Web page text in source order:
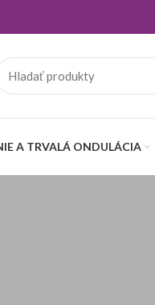
A TRVALÁ ONDULÁCIA